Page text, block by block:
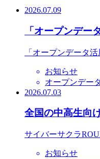
2026.07.09
「オープンデー
「オープンデータ
お知らせ
オープンデー
2026.07.03
全国の中高生向
サイバーサクラ
お知らせ